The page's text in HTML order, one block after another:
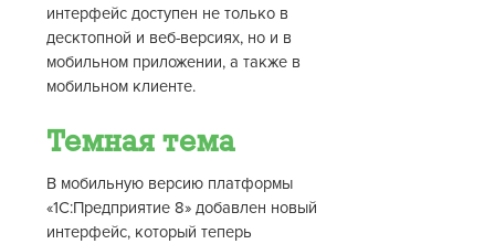
интерфейс доступен не только в
десктопной и веб-версиях, но и в
мобильном приложении, а также в
мобильном клиенте.
Темная тема
В мобильную версию платформы
«1С:Предприятие 8» добавлен новый
интерфейс, который теперь